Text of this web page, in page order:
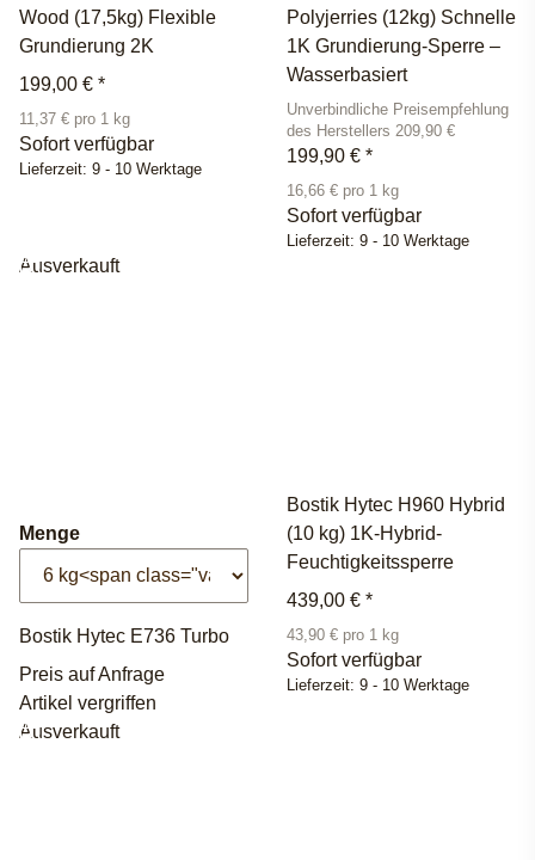
Wood (17,5kg) Flexible
Grundierung 2K
199,00 € *
11,37 € pro 1 kg
Sofort verfügbar
Lieferzeit: 9 - 10 Werktage
Polyjerries (12kg) Schnelle
1K Grundierung-Sperre –
Wasserbasiert
Unverbindliche Preisempfehlung
des Herstellers 209,90 €
199,90 € *
16,66 € pro 1 kg
Sofort verfügbar
Lieferzeit: 9 - 10 Werktage
Ausverkauft
Menge
Bostik Hytec E736 Turbo
Preis auf Anfrage
Artikel vergriffen
Bostik Hytec H960 Hybrid
(10 kg) 1K-Hybrid-
Feuchtigkeitssperre
439,00 € *
43,90 € pro 1 kg
Sofort verfügbar
Lieferzeit: 9 - 10 Werktage
Ausverkauft